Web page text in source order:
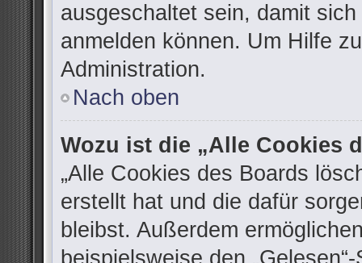
ausgeschaltet sein, damit
anmelden können. Um Hilfe
Administration.
Nach oben
Wozu ist die „Alle Cookies
„Alle Cookies des Boards
erstellt hat und die dafür
bleibst. Außerdem
beispielsweise den